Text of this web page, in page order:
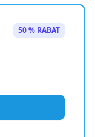
50 % RABAT